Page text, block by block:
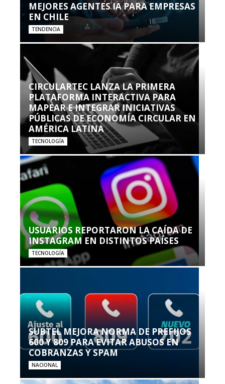
MEJORES AGENTES IA PARA EMPRESAS
EN CHILE
TENDENCIA
CIRCULARTEC LANZA LA PRIMERA
PLATAFORMA INTERACTIVA PARA
MAPEAR E INTEGRAR INICIATIVAS
PÚBLICAS DE ECONOMÍA CIRCULAR EN
AMÉRICA LATINA
TECNOLOGÍA
USUARIOS REPORTARON LA CAÍDA DE
INSTAGRAM EN DISTINTOS PAÍSES
TECNOLOGÍA
SUBTEL MEJORA NORMA DE PREFIJOS
600 Y 809 PARA EVITAR ABUSOS EN
COBRANZAS Y SPAM
NACIONAL